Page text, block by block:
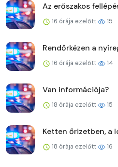
Az erőszakos
16 órája ezelőtt 15
Rendőrkézen a
16 órája ezelőtt 14
Van információja?
18 órája ezelőtt 15
Ketten őrizetben, a
18 órája ezelőtt 16